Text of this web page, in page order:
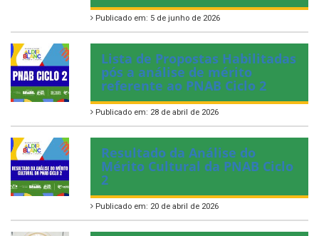
Publicado em: 5 de junho de 2026
Lista de Propostas Habilitadas
pós a análise de mérito
referente ao PNAB Ciclo 2
Publicado em: 28 de abril de 2026
Resultado da Análise do
Mérito Cultural da PNAB Ciclo
2
Publicado em: 20 de abril de 2026